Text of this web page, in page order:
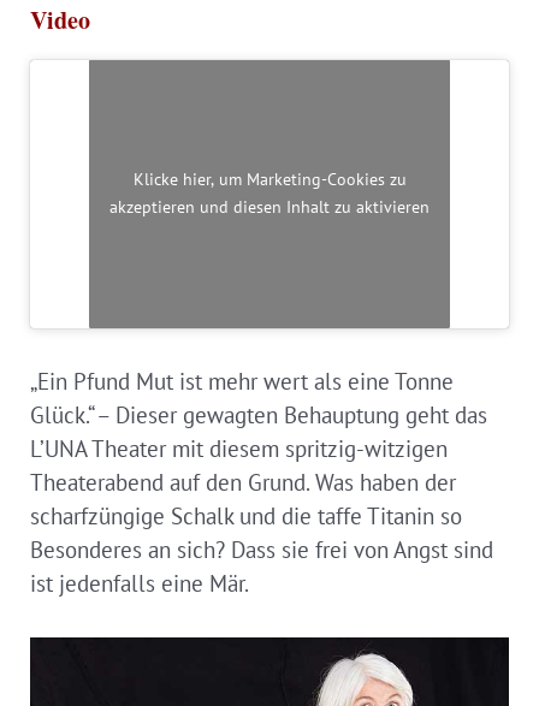
Video
Klicke hier, um Marketing-Cookies zu
akzeptieren und diesen Inhalt zu aktivieren
„Ein Pfund Mut ist mehr wert als eine Tonne
Glück.“ – Dieser gewagten Behauptung geht das
L’UNA Theater mit diesem spritzig-witzigen
Theaterabend auf den Grund. Was haben der
scharfzüngige Schalk und die taffe Titanin so
Besonderes an sich? Dass sie frei von Angst sind
ist jedenfalls eine Mär.